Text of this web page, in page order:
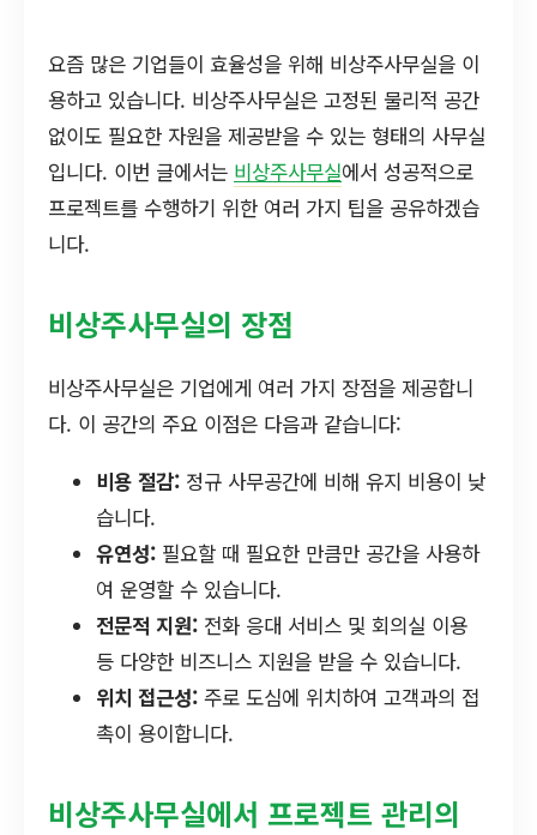
요즘 많은 기업들이 효율성을 위해 비상주사무실을 이
용하고 있습니다. 비상주사무실은 고정된 물리적 공간
없이도 필요한 자원을 제공받을 수 있는 형태의 사무실
입니다. 이번 글에서는 비상주사무실에서 성공적으로
프로젝트를 수행하기 위한 여러 가지 팁을 공유하겠습
니다.
비상주사무실의 장점
비상주사무실은 기업에게 여러 가지 장점을 제공합니
다. 이 공간의 주요 이점은 다음과 같습니다:
비용 절감: 정규 사무공간에 비해 유지 비용이 낮
습니다.
유연성: 필요할 때 필요한 만큼만 공간을 사용하
여 운영할 수 있습니다.
전문적 지원: 전화 응대 서비스 및 회의실 이용
등 다양한 비즈니스 지원을 받을 수 있습니다.
위치 접근성: 주로 도심에 위치하여 고객과의 접
촉이 용이합니다.
비상주사무실에서 프로젝트 관리의